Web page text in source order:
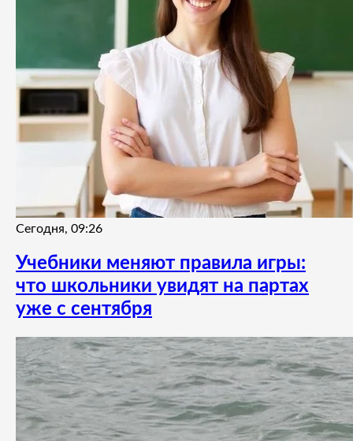
Сегодня, 09:26
Учебники меняют правила игры:
что школьники увидят на партах
уже с сентября